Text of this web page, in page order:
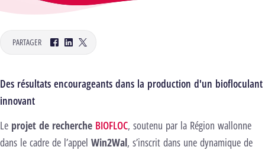
PARTAGER
Facebook
LinkedInTwitter
Des résultats encourageants dans la production d'un biofloculant
innovant
Le projet de recherche BIOFLOC, soutenu par la Région wallonne
dans le cadre de l’appel Win2Wal, s’inscrit dans une dynamique de